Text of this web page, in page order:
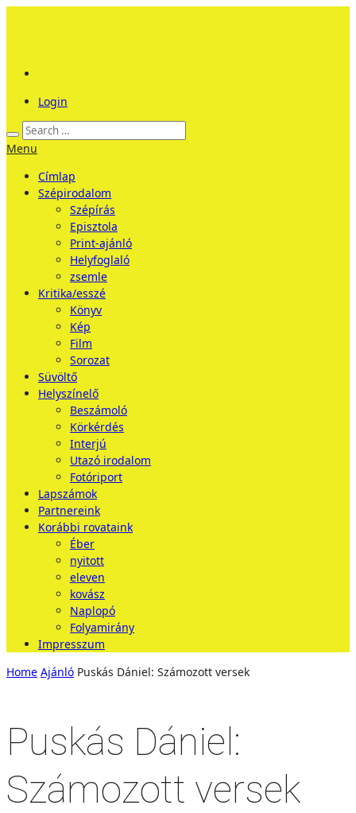
Login
Menu
Címlap
Szépirodalom
Szépírás
Episztola
Print-ajánló
Helyfoglaló
zsemle
Kritika/esszé
Könyv
Kép
Film
Sorozat
Süvöltő
Helyszínelő
Beszámoló
Körkérdés
Interjú
Utazó irodalom
Fotóriport
Lapszámok
Partnereink
Korábbi rovataink
Éber
nyitott
eleven
kovász
Naplopó
Folyamirány
Impresszum
Home Ajánló Puskás Dániel: Számozott versek
Puskás Dániel:
Számozott versek